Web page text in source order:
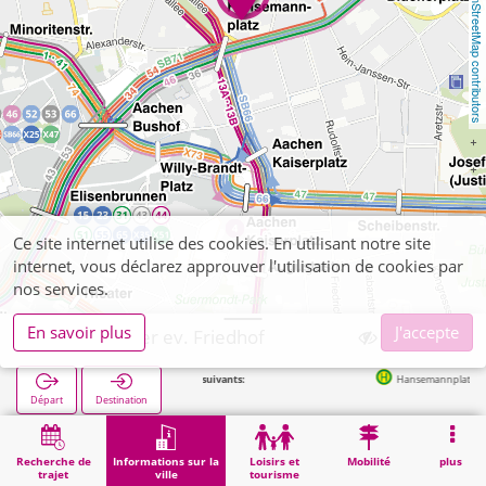
OpenStreetMap contributors
Recherche de
trajet
Informations sur la
ville
Loisirs et
tourisme
Mobilité plus
Aachen, alter ev. Friedhof
Départ Destination
Arrêts suivants: Hansemannplatz in 185m
Démarrage Informations sur la ville Aachen, alter ev. Friedhof
Ce site internet utilise des cookies. En utilisant notre site
internet, vous déclarez approuver l'utilisation de cookies par
nos services.
En savoir plus
J'accepte